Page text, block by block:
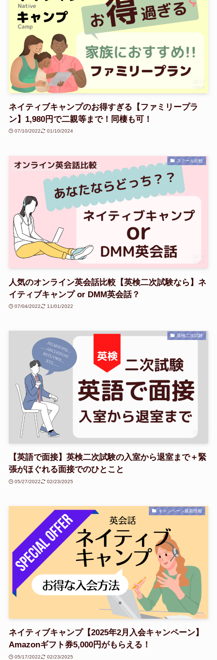
ネイティブキャンプのお得すぎる【ファミリープラ
ン】1,980円で二親等まで！同棲も可！
07/10/2022 01/10/2024
スクール比較
人気のオンライン英会話比較【英検二次試験なら】ネ
イティブキャンプ or DMM英会話？
07/04/2022 11/01/2022
英検二次試験
【英語で面接】英検二次試験の入室から退室まで＋緊
張がほぐれる面接でのひとこと
05/27/2022 02/23/2025
キャンペーン最新情報
ネイティブキャンプ【2025年2月入会キャンペーン】
Amazonギフト券5,000円がもらえる！
05/17/2022 02/23/2025